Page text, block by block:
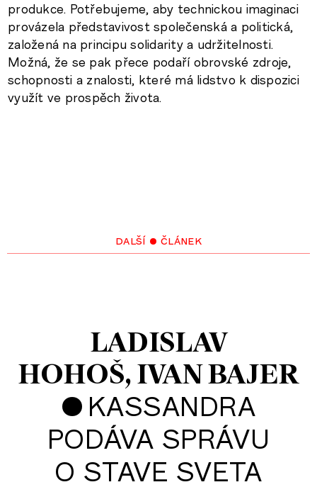
produkce. Potřebujeme, aby technickou imaginaci
provázela představivost společenská a politická,
založená na principu solidarity a udržitelnosti.
Možná, že se pak přece podaří obrovské zdroje,
schopnosti a znalosti, které má lidstvo k dispozici
využít ve prospěch života.
další • článek
LADISLAV
HOHOŠ IVAN BAJER
• KASSANDRA
PODÁVA SPRÁVU
O STAVE SVETA